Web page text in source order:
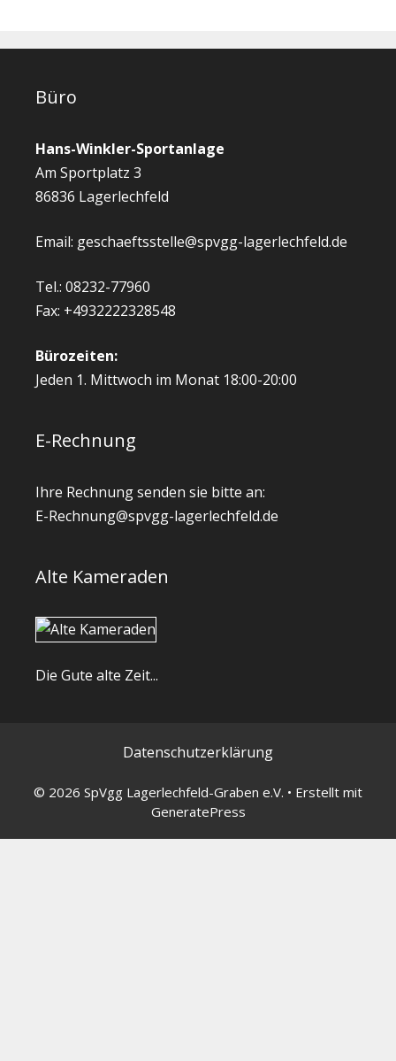
Büro
Hans-Winkler-Sportanlage
Am Sportplatz 3
86836 Lagerlechfeld
Email: geschaeftsstelle@spvgg-lagerlechfeld.de
Tel.: 08232-77960
Fax: +4932222328548
Bürozeiten:
Jeden 1. Mittwoch im Monat 18:00-20:00
E-Rechnung
Ihre Rechnung senden sie bitte an:
E-Rechnung@spvgg-lagerlechfeld.de
Alte Kameraden
Die Gute alte Zeit...
Datenschutzerklärung
© 2026 SpVgg Lagerlechfeld-Graben e.V. • Erstellt mit
GeneratePress